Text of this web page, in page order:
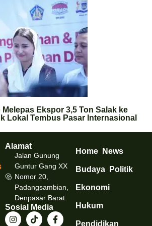
Ekspor 3,5 Ton Salak ke
Lokal Tembus Pasar Internasional
Alamat
Jalan Gunung
Guntur Gang XX
Nomor 20,
Padangsambian,
Denpasar Barat.
Sosial Media
Home News
Budaya Politik
Ekonomi
Hukum
Pendidikan